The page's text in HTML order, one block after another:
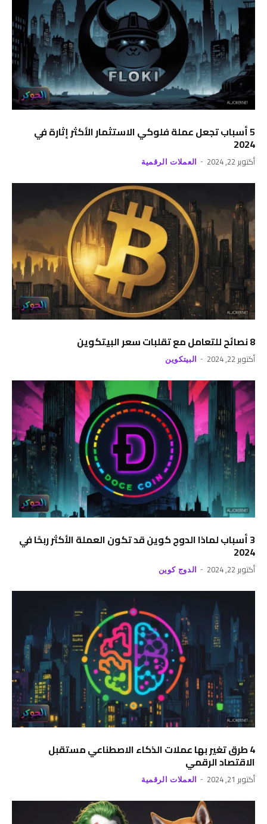
5 أسباب تجعل عملة فلوكي الاستثمار الأكثر إثارة في
2024
أكتوبر 22, 2024 العملات الرقمية
8 نصائح للتعامل مع تقلبات سعر البيتكوين
أكتوبر 22, 2024 البيتكوين
3 أسباب لماذا الدوج كوين قد تكون العملة الأكثر ربحًا في
2024
أكتوبر 22, 2024 الدوج كوين
4 طرق تغير بها عملات الذكاء الاصطناعي مستقبل
الاقتصاد الرقمي
أكتوبر 21, 2024 العملات الرقمية